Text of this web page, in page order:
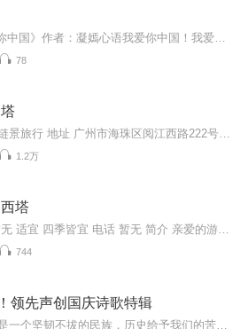
78
1.2万
塔
744
领先声创国庆诗歌特辑